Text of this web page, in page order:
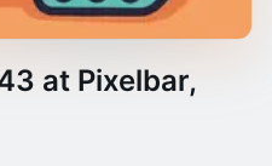
at Pixelbar,